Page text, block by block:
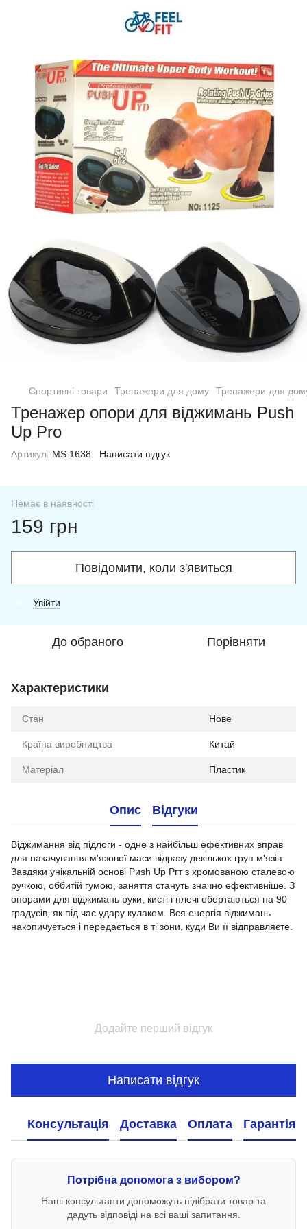
Спортивні товари Тренажери для дому Тренажери для
Тренажер опори для віджимань Push
Up Pro
Артикул: MS 1638 Написати відгук
Немає в наявності
159 грн
Повідомити, коли з'явиться
Увійти
До обраного Порівняти
Характеристики
Стан Нове
Країна виробництва Китай
Матеріал Пластик
Опис Відгуки
Віджимання від підлоги - одне з найбільш ефективних вправ
для накачування м'язової маси відразу декількох груп м'язів.
Завдяки унікальній основі Риѕһ Up Ргт з хромованою сталевою
ручкою, оббитій гумою, заняття стануть значно ефективніше. З
опорами для віджимань руки, кисті і плечі обертаються на 90
градусів, як під час удару кулаком. Вся енергія віджимань
накопичується і передається в ті зони, куди Ви її відправляєте.
Додайте перший відгук
Написати відгук
Консультація Доставка Оплата Гарантія
Потрібна допомога з вибором?
Наші консультанти допоможуть підібрати товар та
дадуть відповіді на всі ваші запитання.